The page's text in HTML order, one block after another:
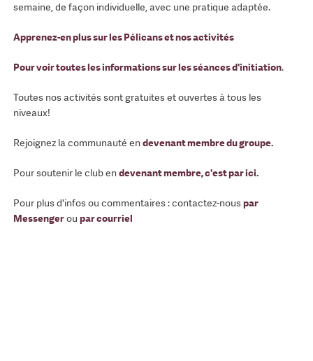
semaine, de façon individuelle, avec une pratique adaptée.
Apprenez-en plus sur les Pélicans et nos activités
Pour voir toutes les informations sur les séances d'initiation.
Toutes nos activités sont gratuites et ouvertes à tous les
niveaux!
Rejoignez la communauté endevenant membre du groupe.
Pour soutenir le club endevenant membre, c'est par ici.
Pour plus d'infos ou commentaires : contactez-nouspar
Messengerou par courriel